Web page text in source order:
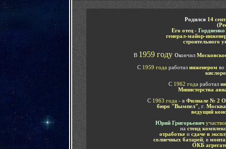
Родился 14
(
Его отец-
генерал-майор-
строительного
В 1959 годуокончил
С 1959 года работал инженером во
С 1962 года работал
Министерства
С 1963 года - в Филиале № 2
бюро "Вымпел" , г. Москва
ведущий
Юрий Григорьевич
на стенд
отработке и сдаче в
солнечных батарей; в
ОКБ